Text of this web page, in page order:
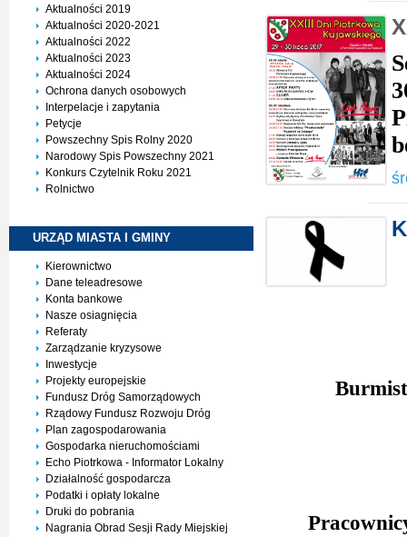
Aktualności 2019
Aktualności 2020-2021
Aktualności 2022
Aktualności 2023
Aktualności 2024
Ochrona danych osobowych
Interpelacje i zapytania
Petycje
Powszechny Spis Rolny 2020
Narodowy Spis Powszechny 2021
Konkurs Czytelnik Roku 2021
Rolnictwo
URZĄD MIASTA I GMINY
Kierownictwo
Dane teleadresowe
Konta bankowe
Nasze osiagnięcia
Referaty
Zarządzanie kryzysowe
Inwestycje
Projekty europejskie
Fundusz Dróg Samorządowych
Rządowy Fundusz Rozwoju Dróg
Plan zagospodarowania
Gospodarka nieruchomościami
Echo Piotrkowa - Informator Lokalny
Działalność gospodarcza
Podatki i opłaty lokalne
Druki do pobrania
Nagrania Obrad Sesji Rady Miejskiej